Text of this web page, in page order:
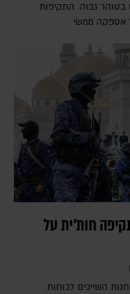
בטוהר גבוה. התקיפות
אספקה ממשי
חות'ית על
השייכים לכוחות